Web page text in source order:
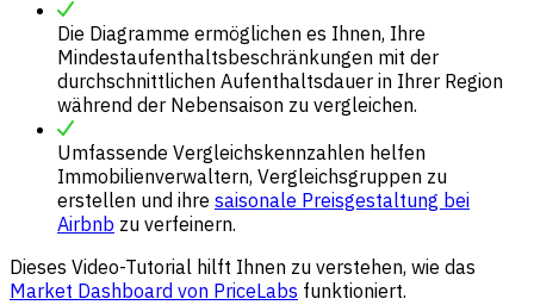
Die Diagramme ermöglichen es Ihnen, Ihre
Mindestaufenthaltsbeschränkungen mit der
durchschnittlichen Aufenthaltsdauer in Ihrer Region
während der Nebensaison zu vergleichen.
Umfassende Vergleichskennzahlen helfen
Immobilienverwaltern, Vergleichsgruppen zu
erstellen und ihre saisonale Preisgestaltung bei
Airbnb zu verfeinern.
Dieses Video-Tutorial hilft Ihnen zu verstehen, wie das
Market Dashboard von PriceLabs funktioniert.